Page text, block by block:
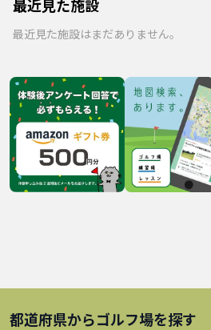
最近見た施設
最近見た施設はまだありません。
都道府県からゴルフ場を探す